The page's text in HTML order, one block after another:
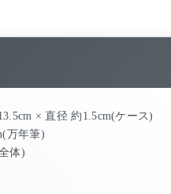
× 直径 約1.5cm(ケース)
万年筆)
体)